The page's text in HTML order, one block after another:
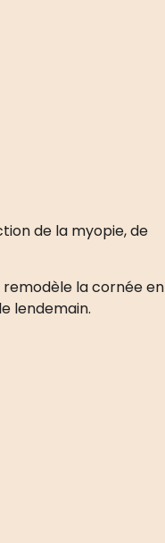
de la myopie, de
remodèle la cornée en
lendemain.